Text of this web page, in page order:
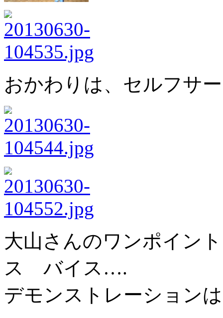
おかわりは、セルフサ
大山さんのワンポイン
ス バイス….
デモンストレーション